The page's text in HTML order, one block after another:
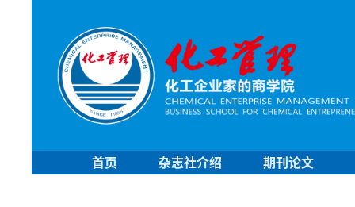
首页 杂志社介绍 期刊论文